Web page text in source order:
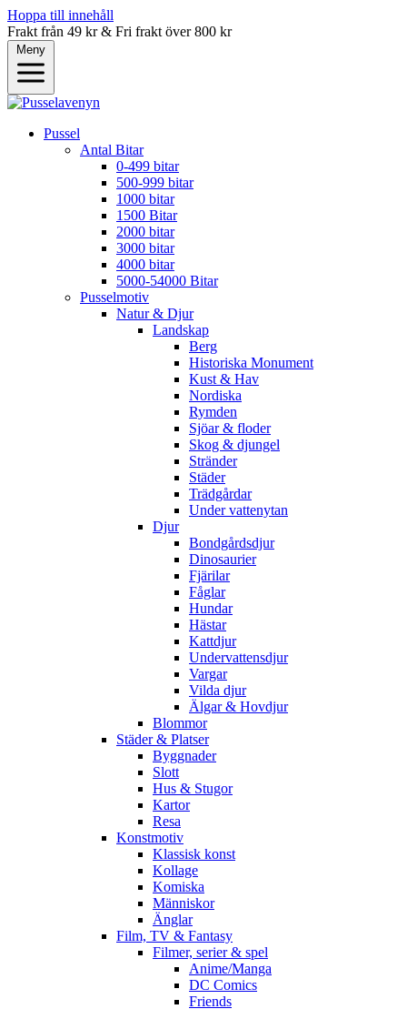
Hoppa till innehåll
Frakt från 49 kr & Fri frakt över 800 kr
Meny
Pussel
Antal Bitar
0-499 bitar
500-999 bitar
1000 bitar
1500 Bitar
2000 bitar
3000 bitar
4000 bitar
5000-54000 Bitar
Pusselmotiv
Natur & Djur
Landskap
Berg
Historiska Monument
Kust & Hav
Nordiska
Rymden
Sjöar & floder
Skog & djungel
Stränder
Städer
Trädgårdar
Under vattenytan
Djur
Bondgårdsdjur
Dinosaurier
Fjärilar
Fåglar
Hundar
Hästar
Kattdjur
Undervattensdjur
Vargar
Vilda djur
Älgar & Hovdjur
Blommor
Städer & Platser
Byggnader
Slott
Hus & Stugor
Kartor
Resa
Konstmotiv
Klassisk konst
Kollage
Komiska
Människor
Änglar
Film, TV & Fantasy
Filmer, serier & spel
Anime/Manga
DC Comics
Friends